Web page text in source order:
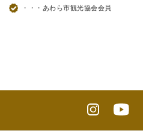
・・・あわら市観光協会会員